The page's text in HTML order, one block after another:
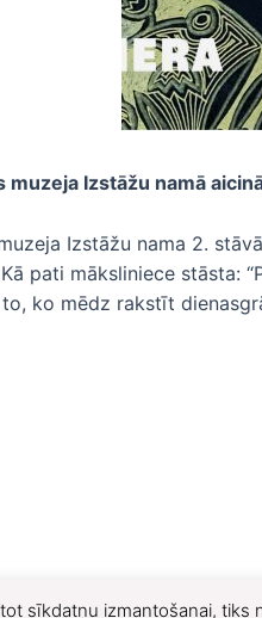
Izstāžu namā
Izstāžu nama 2.
pati māksliniece stāsta:
ko mēdz rakstīt
sīkdatņu izmantošanai,